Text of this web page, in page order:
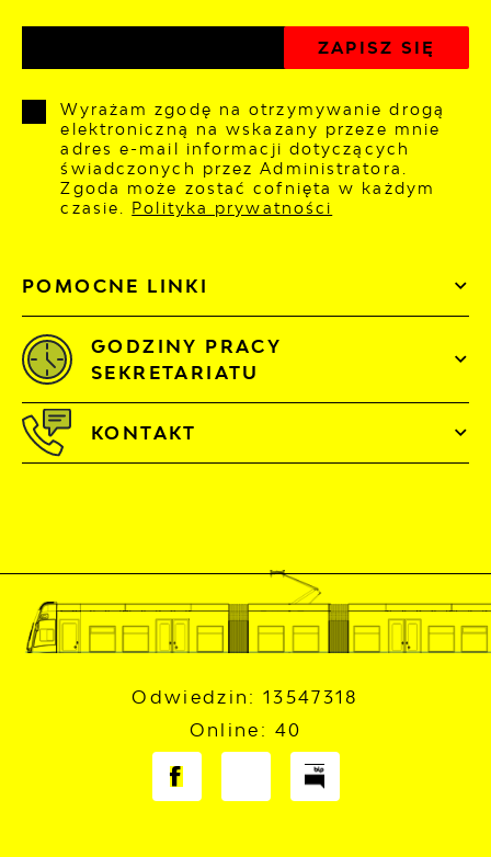
POMOCNE LINKI
Wyrażam zgodę na otrzymywanie drogą
elektroniczną na wskazany przeze mnie
adres e-mail informacji dotyczących
świadczonych przez Administratora.
Zgoda może zostać cofnięta w każdym
czasie. Polityka prywatności
GODZINY PRACY
SEKRETARIATU
KONTAKT
Odwiedzin: 13547318
Online: 40